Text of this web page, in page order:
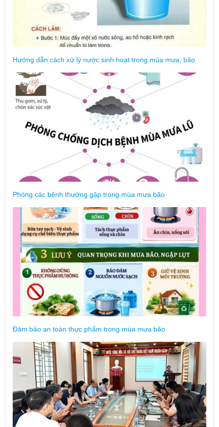
Hướng dẫn cách xử lý nước sinh hoạt trong mùa mưa, bão
Phòng các bệnh thường gặp trong mùa mưa bão
Đảm bảo an toàn thực phẩm trong mùa mưa bão